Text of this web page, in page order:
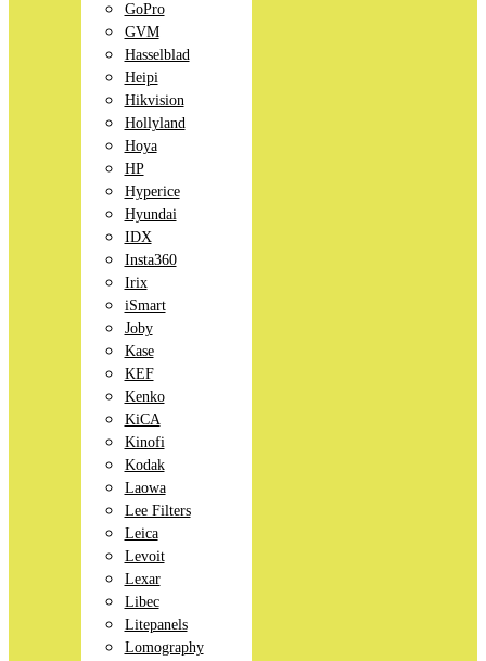
GoPro
GVM
Hasselblad
Heipi
Hikvision
Hollyland
Hoya
HP
Hyperice
Hyundai
IDX
Insta360
Irix
iSmart
Joby
Kase
KEF
Kenko
KiCA
Kinofi
Kodak
Laowa
Lee Filters
Leica
Levoit
Lexar
Libec
Litepanels
Lomography